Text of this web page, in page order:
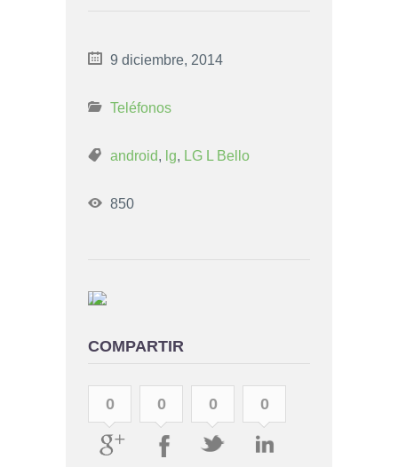
9 diciembre, 2014
Teléfonos
android, lg, LG L Bello
850
COMPARTIR
0 0 0 0